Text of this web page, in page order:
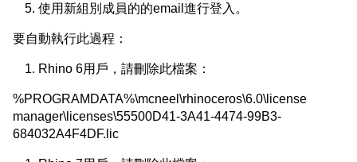
使用新組別成員的的email進行登入。
要自動執行此過程：
Rhino 6用戶，請刪除此檔案：
%PROGRAMDATA%\mcneel\rhinoceros\6.0\license
manager\licenses\55500D41-3A41-4474-99B3-
684032A4F4DF.lic